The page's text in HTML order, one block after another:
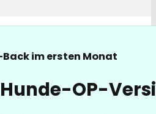
im ersten Monat
OP-